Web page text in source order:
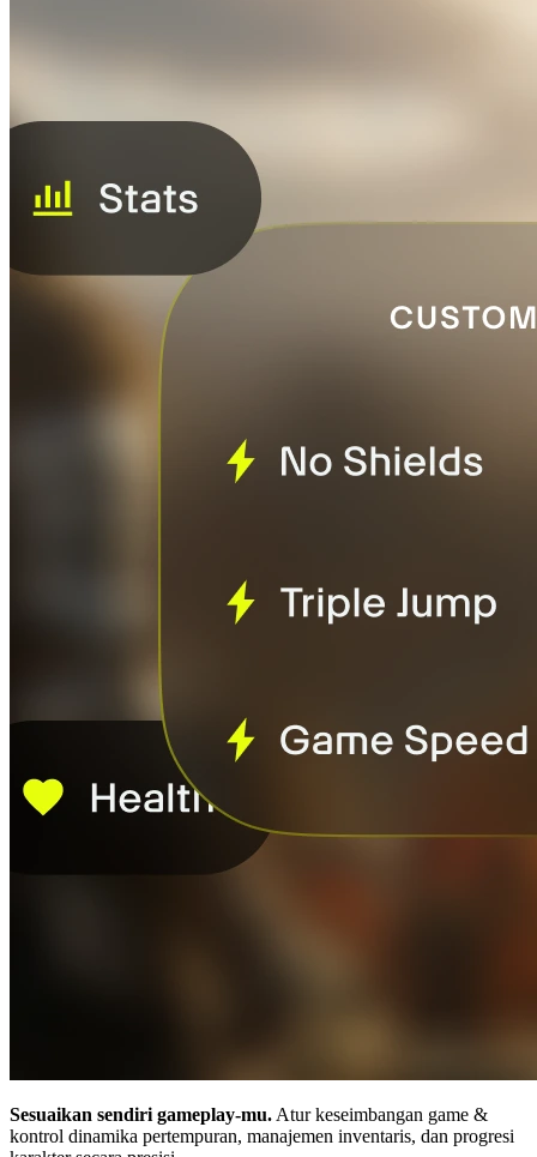
Sesuaikan sendiri gameplay-mu. Atur keseimbangan game &
kontrol dinamika pertempuran, manajemen inventaris, dan progresi